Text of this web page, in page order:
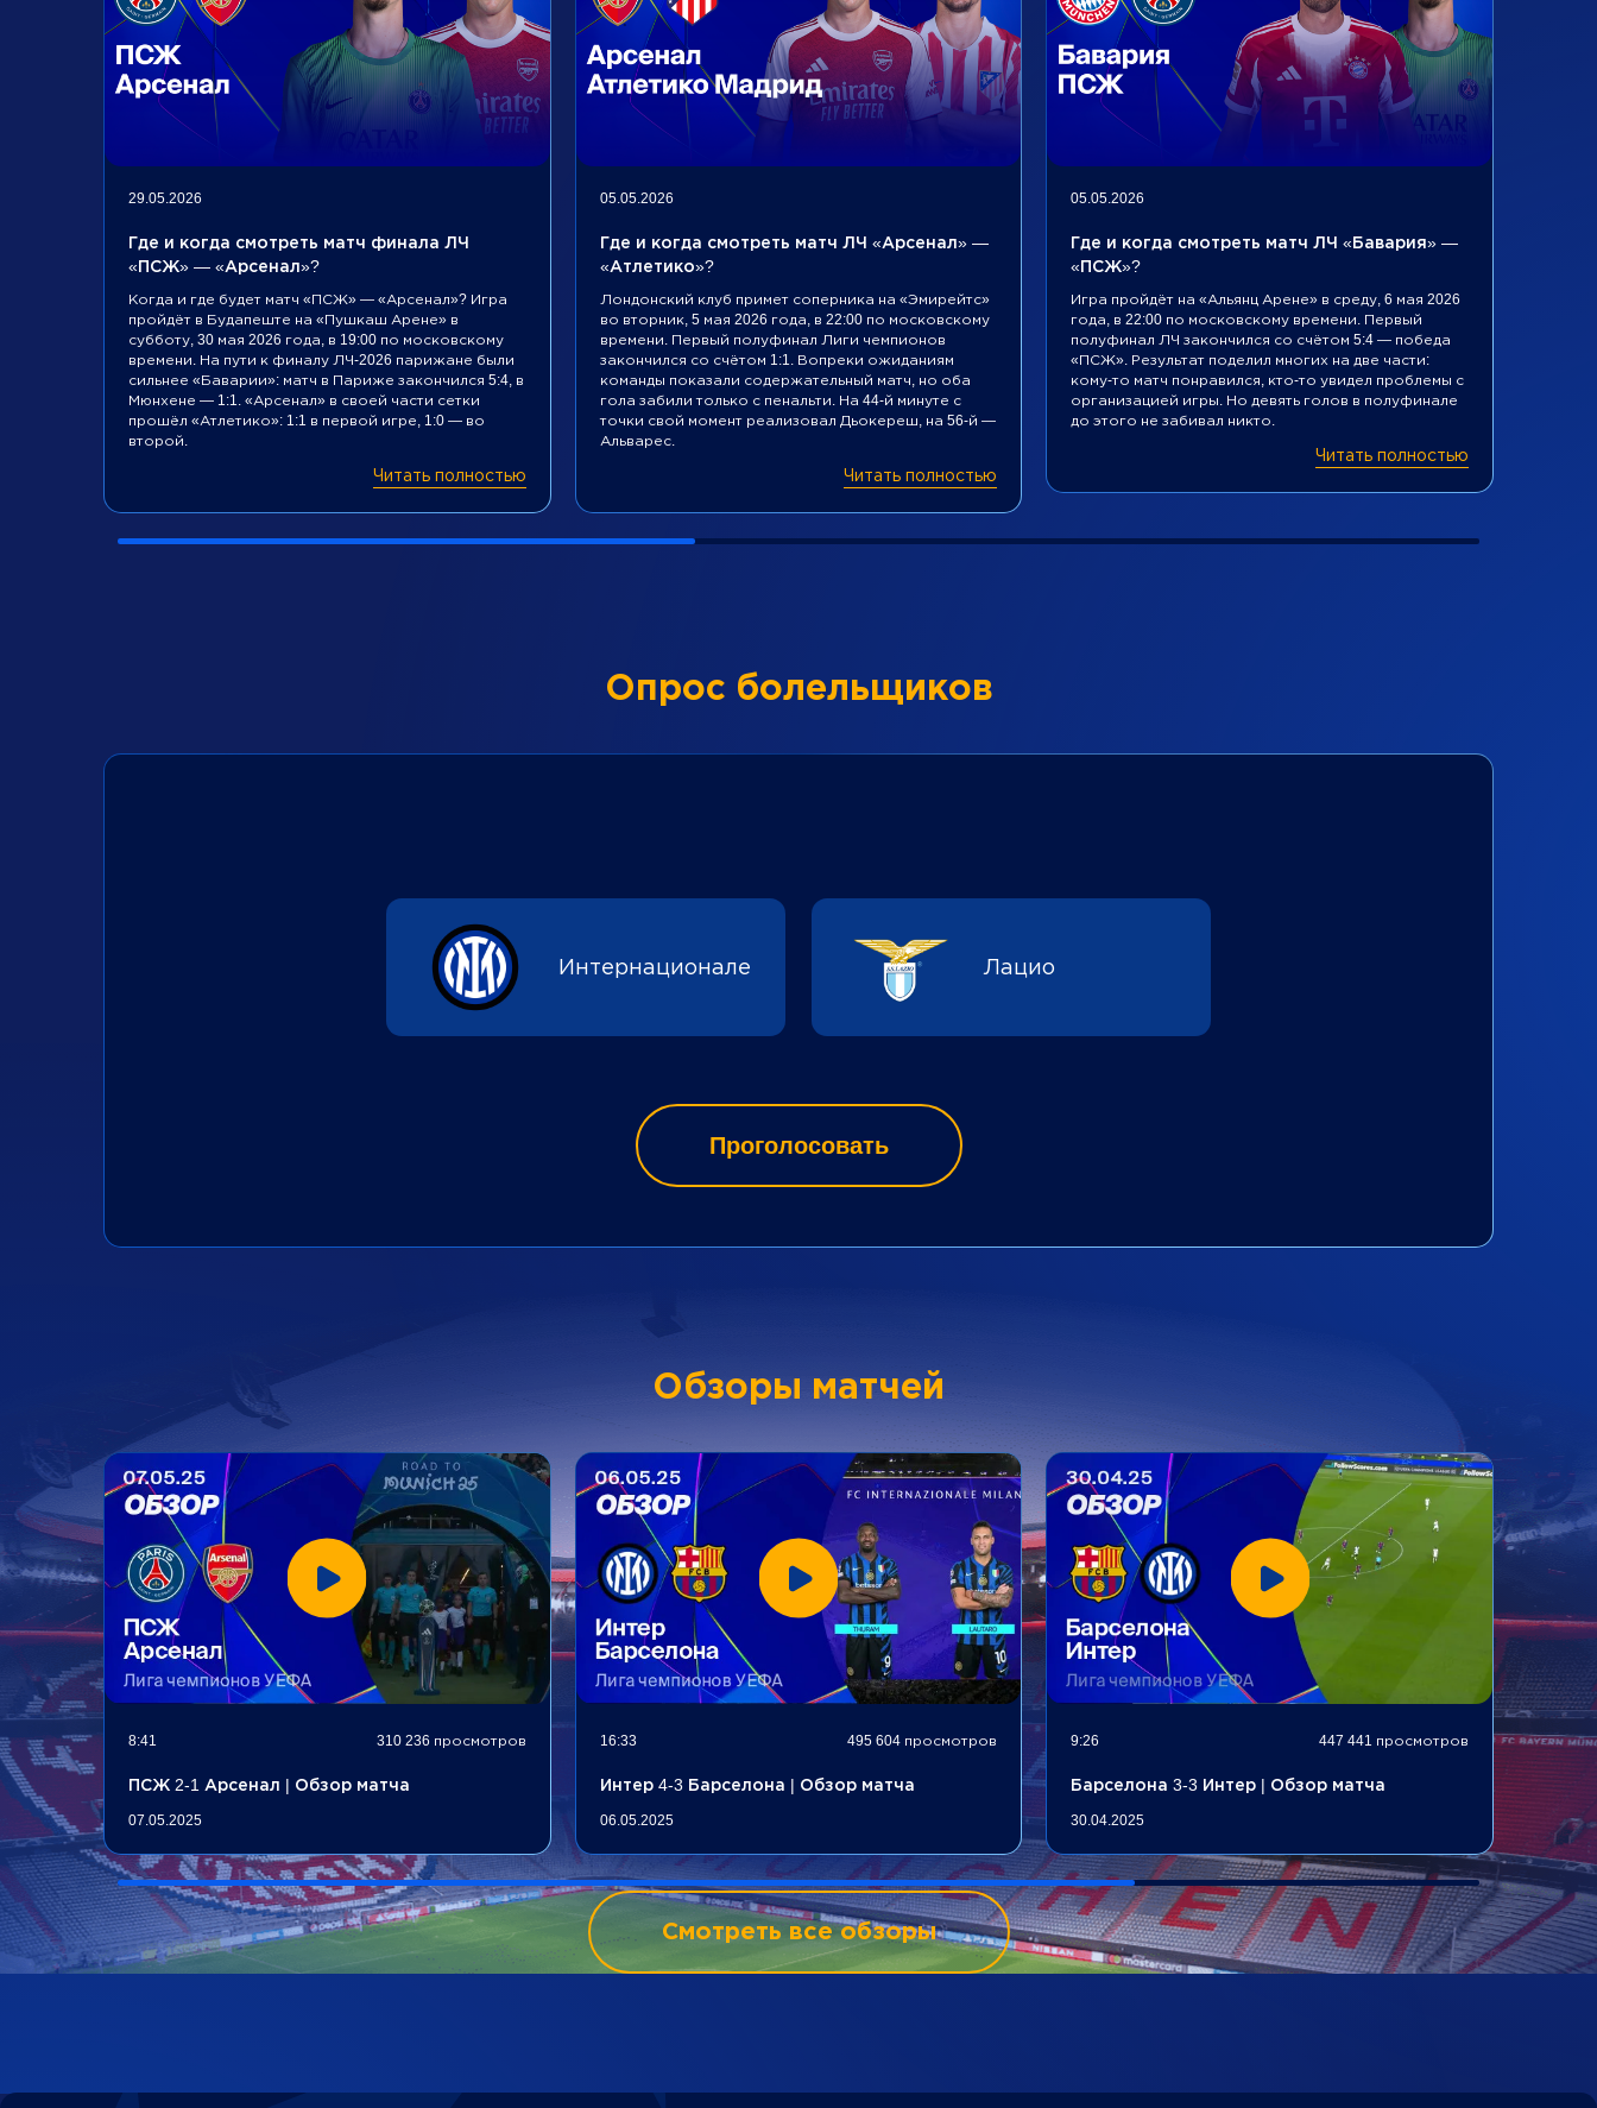
29.05.2026
Где и когда смотреть матч финала ЛЧ
«ПСЖ» — «Арсенал»?
Когда и где будет матч «ПСЖ» — «Арсенал»? Игра
пройдёт в Будапеште на «Пушкаш Арене» в
субботу, 30 мая 2026 года, в 19:00 по московскому
времени. На пути к финалу ЛЧ-2026 парижане были
сильнее «Баварии»: матч в Париже закончился 5:4, в
Мюнхене — 1:1. «Арсенал» в своей части сетки
прошёл «Атлетико»: 1:1 в первой игре, 1:0 — во
второй.
Читать полностью
05.05.2026
Где и когда смотреть матч ЛЧ «Арсенал» —
«Атлетико»?
Лондонский клуб примет соперника на «Эмирейтс»
во вторник, 5 мая 2026 года, в 22:00 по московскому
времени. Первый полуфинал Лиги чемпионов
закончился со счётом 1:1. Вопреки ожиданиям
команды показали содержательный матч, но оба
гола забили только с пенальти. На 44-й минуте с
точки свой момент реализовал Дьокереш, на 56-й —
Альварес.
Читать полностью
05.05.2026
Где и когда смотреть матч ЛЧ «Бавария» —
«ПСЖ»?
Игра пройдёт на «Альянц Арене» в среду, 6 мая 2026
года, в 22:00 по московскому времени. Первый
полуфинал ЛЧ закончился со счётом 5:4 — победа
«ПСЖ». Результат поделил многих на две части:
кому-то матч понравился, кто-то увидел проблемы с
организацией игры. Но девять голов в полуфинале
до этого не забивал никто.
Читать полностью
Опрос болельщиков
Интернационале Лацио
Проголосовать
Обзоры матчей
8:41 310 236 просмотров
ПСЖ 2-1 Арсенал | Обзор матча
07.05.2025
16:33 495 604 просмотров
Интер 4-3 Барселона | Обзор матча
06.05.2025
9:26 447 441 просмотров
Барселона 3-3 Интер | Обзор матча
30.04.2025
10:33
Смотреть все обзоры